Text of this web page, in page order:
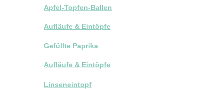
Apfel-Topfen-Ballen
Aufläufe & Eintöpfe
Gefüllte Paprika
Aufläufe & Eintöpfe
Linseneintopf